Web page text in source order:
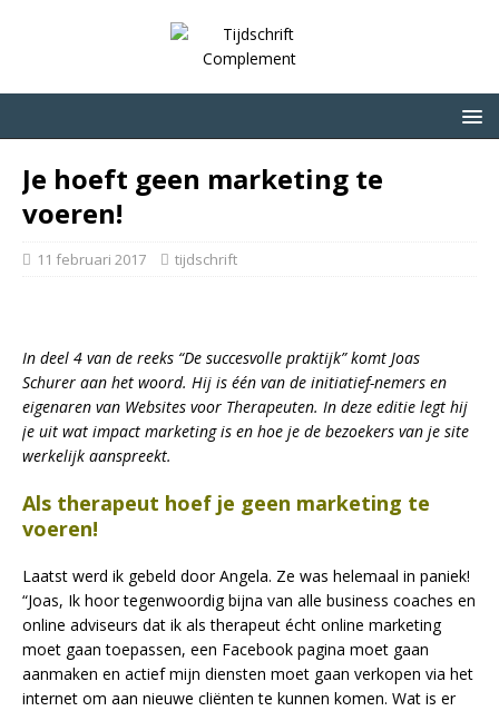
Je hoeft geen marketing te
voeren!
11 februari 2017 tijdschrift
In deel 4 van de reeks “De succesvolle praktijk” komt Joas
Schurer aan het woord. Hij is één van de initiatief-nemers en
eigenaren van Websites voor Therapeuten. In deze editie legt hij
je uit wat impact marketing is en hoe je de bezoekers van je site
werkelijk aanspreekt.
Als therapeut hoef je geen marketing te
voeren!
Laatst werd ik gebeld door Angela. Ze was helemaal in paniek!
“Joas, Ik hoor tegenwoordig bijna van alle business coaches en
online adviseurs dat ik als therapeut écht online marketing
moet gaan toepassen, een Facebook pagina moet gaan
aanmaken en actief mijn diensten moet gaan verkopen via het
internet om aan nieuwe cliënten te kunnen komen. Wat is er